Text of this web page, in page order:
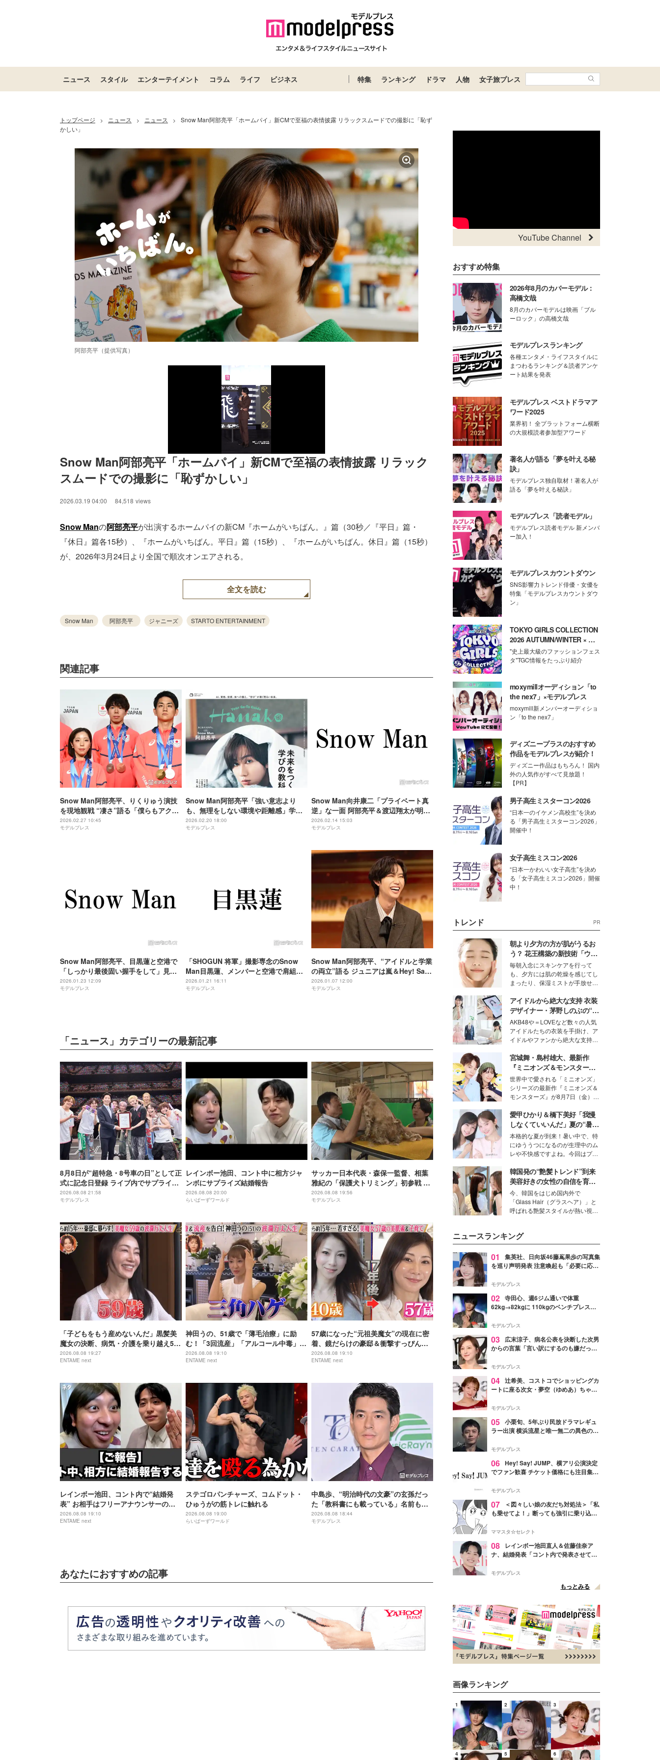
ニュース スタイル エンターテイメント コラム ライフ ビジネス 特集 ランキング ドラマ 人物 女子旅プレス
トップページ > ニュース > ニュース >
Snow Man阿部亮平「ホームパイ」新CMで至福の表情披露 リラックスムードでの撮影に「恥ず
かしい」
阿部亮平（提供写真）
Snow Man阿部亮平「ホームパイ」新CMで至福の表情披露 リラック
スムードでの撮影に「恥ずかしい」
2026.03.19 04:00 84,518 views
Snow Manの阿部亮平が出演するホームパイの新CM『ホームがいちばん。』篇（30秒／『平日』篇・
『休日』篇各15秒）、『ホームがいちばん。平日』篇（15秒）、『ホームがいちばん。休日』篇（15秒）
が、2026年3月24日より全国で順次オンエアされる。
全文を読む
Snow Man 阿部亮平 ジャニーズ STARTO ENTERTAINMENT
関連記事
Snow Man阿部亮平、りくりゅう演技
を現地観戦 “凄さ”語る「僕らもアクロ
バットの動きするけど…」
2026.02.27 10:45
モデルプレス
Snow Man阿部亮平「強い意志より
も、無理をしない環境や距離感」学び
続けるための秘訣明かす
2026.02.20 18:00
モデルプレス
Snow Man向井康二「プライベート真
逆」な一面 阿部亮平＆渡辺翔太が明か
す
2026.02.14 15:03
モデルプレス
Snow Man阿部亮平、目黒蓮と空港で
「しっかり最後固い握手をして」見送
り時の裏側 直前には佐久間大介と電話
も
2026.01.23 12:09
モデルプレス
「SHOGUN 将軍」撮影専念のSnow
Man目黒蓮、メンバーと空港で肩組み
密着「最高の一品」贈り物公開で反響
殺到「最強のグループ」「想いが詰ま
2026.01.21 16:11
モデルプレス
Snow Man阿部亮平、“アイドルと学業
の両立”語る ジュニアは嵐＆Hey! Say!
JUMPの名曲カバー【Star Song
Special】
2026.01.07 12:00
モデルプレス
「ニュース」カテゴリーの最新記事
8月8日が“超特急・8号車の日”として正
式に記念日登録 ライブ内でサプライズ
発表
2026.08.08 21:58
モデルプレス
レインボー池田、コント中に相方ジャ
ンボにサプライズ結婚報告
2026.08.08 20:00
らいばーずワールド
サッカー日本代表・森保一監督、相葉
雅紀の「保護犬トリミング」初参戦 ド
リームチームで心込めて挑む【24時間
テレビ49】
2026.08.08 19:56
モデルプレス
「子どもをもう産めないんだ」黒髪美
魔女の決断、病気・介護を乗り越え56
歳で“おばあちゃん”に
2026.08.08 19:27
ENTAME next
神田うの、51歳で「薄毛治療」に励
む！「3回流産」「アルコール中毒」自
身の過去を赤裸々告白
2026.08.08 19:10
ENTAME next
57歳になった“元祖美魔女”の現在に密
着、鏡だらけの豪邸＆衝撃すっぴん姿
を披露
2026.08.08 19:10
ENTAME next
レインボー池田、コント内で“結婚発
表” お相手はフリーアナウンサーの佐
藤佳奈
2026.08.08 19:10
ENTAME next
ステゴロパンチャーズ、コムドット・
ひゅうがの筋トレに触れる
2026.08.08 19:00
らいばーずワールド
中島歩、“明治時代の文豪”の玄孫だっ
た「教科書にも載っている」名前も先
祖に由来
2026.08.08 18:44
モデルプレス
あなたにおすすめの記事
YouTube Channel
おすすめ特集
2026年8月のカバーモデル：
高橋文哉
8月のカバーモデルは映画「ブル
ーロック」の高橋文哉
モデルプレスランキング
各種エンタメ・ライフスタイルに
まつわるランキング＆読者アンケ
ート結果を発表
モデルプレス ベストドラマア
ワード2025
業界初！ 全プラットフォーム横断
の大規模読者参加型アワード
著名人が語る「夢を叶える秘
訣」
モデルプレス独自取材！著名人が
語る「夢を叶える秘訣」
モデルプレス「読者モデル」
モデルプレス読者モデル 新メンバ
ー加入！
モデルプレスカウントダウン
SNS影響力トレンド俳優・女優を
特集「モデルプレスカウントダウ
ン」
TOKYO GIRLS COLLECTION
2026 AUTUMN/WINTER × モ
デルプレス
"史上最大級のファッションフェス
タ"TGC情報をたっぷり紹介
moxymillオーディション「to
the nex7」×モデルプレス
moxymill新メンバーオーディショ
ン「to the nex7」
ディズニープラスのおすすめ
作品をモデルプレスが紹介！
ディズニー作品はもちろん！ 国内
外の人気作がすべて見放題！
【PR】
男子高生ミスターコン2026
“日本一のイケメン高校生”を決め
る「男子高生ミスターコン2026」
開催中！
女子高生ミスコン2026
“日本一かわいい女子高生”を決め
る「女子高生ミスコン2026」開催
中！
トレンド PR
朝より夕方の方が肌がうるお
う？ 花王構築の新技術「ウォ
ーターキャプチャリングスキ
ン（捕水肌）」がスキンケア
の常識を変える予感
毎朝入念にスキンケアを行って
も、夕方には肌の乾燥を感じてし
まったり、保湿ミストが手放せな
な美容の常識を大きく変える可能
性を秘めた、革新的な「Water
Capturing Skin（ウォーターキャ
プチャリングスキン：捕水肌）」
技術を、花王が構築した。
アイドルから絶大な支持 衣装
デザイナー・茅野しのぶの“可
愛い”を作る美学＜「シチズン
クロスシー」インタビュー＞
AKB48や＝LOVEなど数々の人気
アイドルたちの衣装を手掛け、ア
イドルやファンから絶大な支持を
取締役兼クリエイティブディレク
ター・茅野しのぶ。一人ひとりの
個性に寄り添い、魅力を引き出す
衣装作りは、多くの女性たちに勇
気と自信を与え続けている。
宮城舞・島村雄大、最新作
『ミニオンズ＆モンスター
ズ』の魅力熱弁 ハチャメチャ
だけじゃない“友情と絆”に感
動
世界中で愛される「ミニオンズ」
シリーズの最新作『ミニオンズ＆
モンスターズ』が8月7日（金）に
ニオン好き”という共通点を持つモ
デルの宮城舞と島村雄大の特別対
談をお届け！それぞれの視点か
ら、今作ならではの魅力や予想外
の感動をもたらす奥深いストーリ
ーについて熱く語り合ってもらっ
た。
愛甲ひかり＆橋下美好「我慢
しなくていいんだ」夏の“暑さ
対策”の新しい選択肢とは？
本格的な夏が到来！暑い中で、特
にゆううつになるのが生理中のム
レや不快感ですよね。今回はプラ
モデル・愛甲ひかりさんと橋下美
好さんを迎えて本音で女子会トー
ク。猛暑のお出かけを快適に過ご
すヒントや、2人が感動した夏の
生理の新常識にも迫りました。
韓国発の“艶髪トレンド”到来
美容好きの女性の自信を育む
「ヘアケア事情」って？
今、韓国をはじめ国内外で
「Glass Hair（グラスヘア）」と
呼ばれる艶髪スタイルが熱い視線
して、“髪そのものの美しさ”に改
めて注目する人が増えている様
子。今回は、そんな憧れの艶やか
な髪を日常で叶える、美容好きの
ます。
ニュースランキング
01
集英社、日向坂46藤嶌果歩の写真集
を巡り声明発表 注意喚起も「必要に応じ
モデルプレス
02 寺田心、週6ジム通いで体重
62kg→82kgに 110kgのベンチプレス持
「かっこいい」と反響
モデルプレス
03
広末涼子、病名公表を決断した次男
からの言葉「言い訳にするのも嫌だっ
モデルプレス
04 辻希美、コストコでショッピングカ
ートに座る次女・夢空（ゆめあ）ちゃん
ぎ」「成長を感じる」の声
モデルプレス
05 小栗旬、5年ぶり民放ドラマレギュ
ラー出演 横浜流星と唯一無二の異色のバ
モデルプレス
06 Hey! Say! JUMP、横アリ公演決定
でファン歓喜 チケット価格にも注目集ま
モデルプレス
07
＜図々しい娘の友だち対処法＞「私
も乗せてよ！」断っても強引に乗り込ん
ママスタ☆セレクト
08
レインボー池田直人＆佐藤佳奈ア
ナ、結婚発表「コント内で発表させてい
点変更のため
モデルプレス
もっとみる
画像ランキング
1 2 3
4 5 6